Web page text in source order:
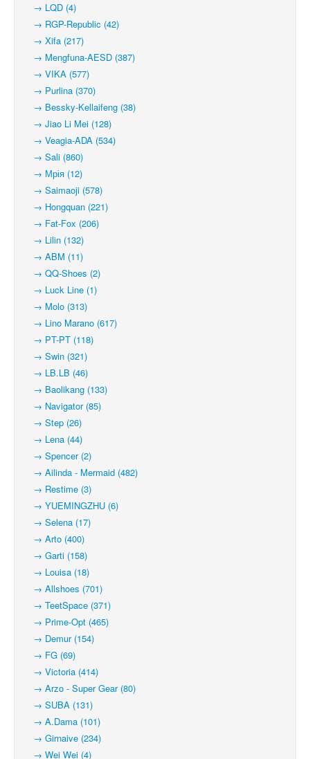
→ LQD (4)
→ RGP-Republic (42)
→ Xifa (217)
→ Mengfuna-AESD (387)
→ VIKA (577)
→ Purlina (370)
→ Bessky-Kellaifeng (38)
→ Jiao Li Mei (128)
→ Veagia-ADA (534)
→ Sali (860)
→ Мрія (12)
→ Saimaoji (578)
→ Hongquan (221)
→ Fat-Fox (206)
→ Lilin (132)
→ ABM (11)
→ QQ-Shoes (2)
→ Luck Line (1)
→ Molo (313)
→ Lino Marano (617)
→ PT-PT (118)
→ Swin (321)
→ LB.LB (46)
→ Baolikang (133)
→ Navigator (85)
→ Step (26)
→ Lena (44)
→ Spencer (2)
→ Ailinda - Mermaid (482)
→ Restime (3)
→ YUEMINGZHU (6)
→ Selena (17)
→ Arto (400)
→ Garti (158)
→ Louisa (18)
→ Allshoes (701)
→ TeetSpace (371)
→ Prime-Opt (465)
→ Demur (154)
→ FG (69)
→ Victoria (414)
→ Arzo - Super Gear (80)
→ SUBA (131)
→ A.Dama (101)
→ Girnaive (234)
→ Wei Wei (4)